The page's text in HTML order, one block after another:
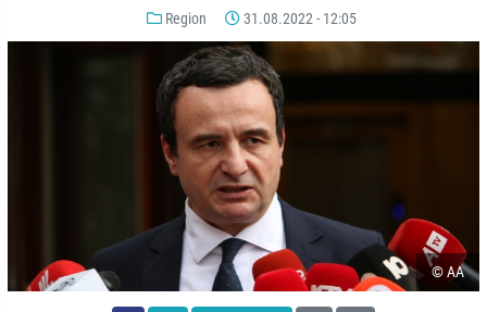
Region 31.08.2022 - 12:05
© AA